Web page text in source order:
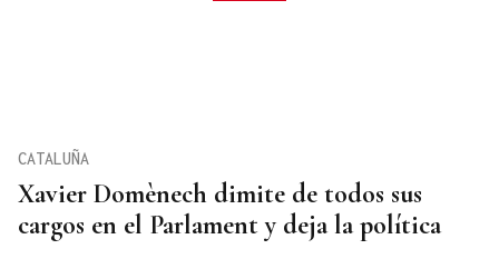
Xavier Domènech dimite de todos sus
cargos en el Parlament y deja la política
CATALUÑA